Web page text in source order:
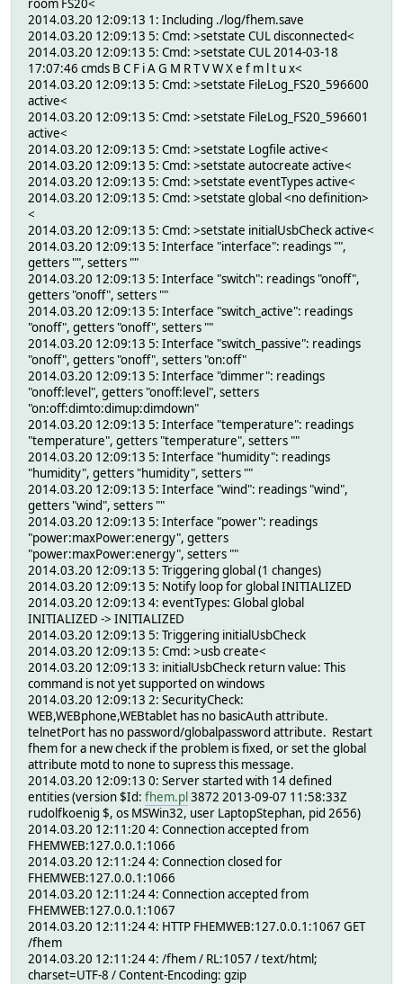
room FS20<
2014.03.20 12:09:13 1: Including ./log/fhem.save
2014.03.20 12:09:13 5: Cmd: >setstate CUL disconnected<
2014.03.20 12:09:13 5: Cmd: >setstate CUL 2014-03-18
17:07:46 cmds B C F i A G M R T V W X e f m l t u x<
2014.03.20 12:09:13 5: Cmd: >setstate FileLog_FS20_596600
active<
2014.03.20 12:09:13 5: Cmd: >setstate FileLog_FS20_596601
active<
2014.03.20 12:09:13 5: Cmd: >setstate Logfile active<
2014.03.20 12:09:13 5: Cmd: >setstate autocreate active<
2014.03.20 12:09:13 5: Cmd: >setstate eventTypes active<
2014.03.20 12:09:13 5: Cmd: >setstate global <no definition>
<
2014.03.20 12:09:13 5: Cmd: >setstate initialUsbCheck active<
2014.03.20 12:09:13 5: Interface "interface": readings "",
getters "", setters ""
2014.03.20 12:09:13 5: Interface "switch": readings "onoff",
getters "onoff", setters ""
2014.03.20 12:09:13 5: Interface "switch_active": readings
"onoff", getters "onoff", setters ""
2014.03.20 12:09:13 5: Interface "switch_passive": readings
"onoff", getters "onoff", setters "on:off"
2014.03.20 12:09:13 5: Interface "dimmer": readings
"onoff:level", getters "onoff:level", setters
"on:off:dimto:dimup:dimdown"
2014.03.20 12:09:13 5: Interface "temperature": readings
"temperature", getters "temperature", setters ""
2014.03.20 12:09:13 5: Interface "humidity": readings
"humidity", getters "humidity", setters ""
2014.03.20 12:09:13 5: Interface "wind": readings "wind",
getters "wind", setters ""
2014.03.20 12:09:13 5: Interface "power": readings
"power:maxPower:energy", getters
"power:maxPower:energy", setters ""
2014.03.20 12:09:13 5: Triggering global (1 changes)
2014.03.20 12:09:13 5: Notify loop for global INITIALIZED
2014.03.20 12:09:13 4: eventTypes: Global global
INITIALIZED -> INITIALIZED
2014.03.20 12:09:13 5: Triggering initialUsbCheck
2014.03.20 12:09:13 5: Cmd: >usb create<
2014.03.20 12:09:13 3: initialUsbCheck return value: This
command is not yet supported on windows
2014.03.20 12:09:13 2: SecurityCheck:
WEB,WEBphone,WEBtablet has no basicAuth attribute.
telnetPort has no password/globalpassword attribute. Restart
fhem for a new check if the problem is fixed, or set the global
attribute motd to none to supress this message.
2014.03.20 12:09:13 0: Server started with 14 defined
entities (version $Id: fhem.pl3872 2013-09-07 11:58:33Z
rudolfkoenig $, os MSWin32, user LaptopStephan, pid 2656)
2014.03.20 12:11:20 4: Connection accepted from
FHEMWEB:127.0.0.1:1066
2014.03.20 12:11:24 4: Connection closed for
FHEMWEB:127.0.0.1:1066
2014.03.20 12:11:24 4: Connection accepted from
FHEMWEB:127.0.0.1:1067
2014.03.20 12:11:24 4: HTTP FHEMWEB:127.0.0.1:1067 GET
/fhem
2014.03.20 12:11:24 4: /fhem / RL:1057 / text/html;
charset=UTF-8 / Content-Encoding: gzip